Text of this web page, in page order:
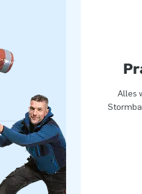
en bezorg jouw klanten de
al op JB
meer dan 15.000 mensen
op! Ons team van designers,
of greatness’: ze leveren unieke
zijn onze klanten verzekerd
wereld!
Alles